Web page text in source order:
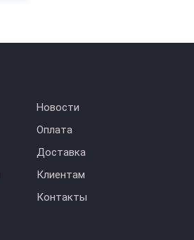
Новости
Оплата
Доставка
Клиентам
Контакты